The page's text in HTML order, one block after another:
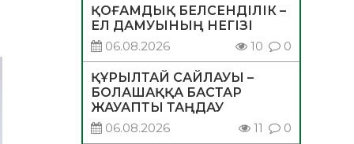
ҚОҒАМДЫҚ БЕЛСЕНДІЛІК –
ЕЛ ДАМУЫНЫҢ НЕГІЗІ
06.08.2026
10 0
ҚҰРЫЛТАЙ САЙЛАУЫ –
БОЛАШАҚҚА БАСТАР
ЖАУАПТЫ ТАҢДАУ
06.08.2026
11 0